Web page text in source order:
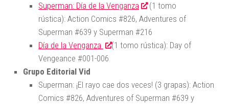
Superman: Día de la Venganza
(1 tomo
rústica): Action Comics #826, Adventures of
Superman #639 y Superman #216
Día de la Venganza
(1 tomo rústica): Day of
Vengeance #001-006
Grupo Editorial Vid
Superman: ¡El rayo cae dos veces! (3 grapas): Action
Comics #826, Adventures of Superman #639 y